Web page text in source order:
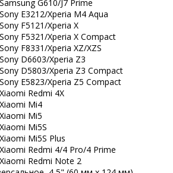
G610/J7 Prime
E3212/Xperia M4 Aqua
F5121/Xperia X
F5321/Xperia X Compact
F8331/Xperia XZ/XZS
D6603/Xperia Z3
D5803/Xperia Z3 Compact
E5823/Xperia Z5 Compact
Redmi 4X
Mi4
Mi5
Mi5S
Mi5S Plus
Redmi 4/4 Pro/4 Prime
Redmi Note 2